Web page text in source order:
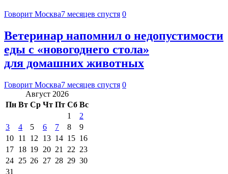
Говорит Москва7 месяцев спустя 0
Ветеринар напомнил о недопустимости
еды с «новогоднего стола»
для домашних животных
Говорит Москва7 месяцев спустя 0
Август 2026
Пн Вт Ср Чт Пт Сб Вс
1
2
3
4 5 6 7 8
9
10 11 12 13 14 15 16
17 18 19 20 21 22 23
24 25 26 27 28 29 30
31